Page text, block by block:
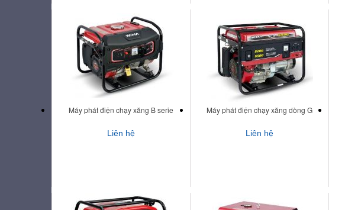
Máy phát điện chạy xăng B serie
Liên hệ
Máy phát điện chạy xăng dòng G
Liên hệ